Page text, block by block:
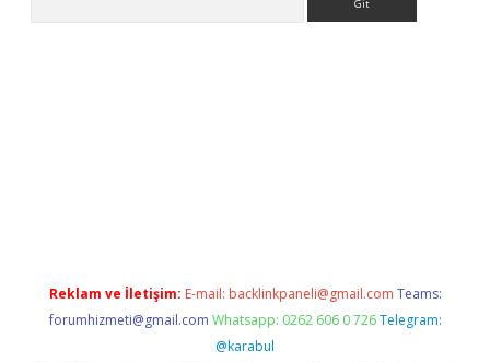
Reklam ve İletişim: E-mail: backlinkpaneli@gmail.com Teams:
forumhizmeti@gmail.com Whatsapp: 0262 606 0 726 Telegram:
@karabul